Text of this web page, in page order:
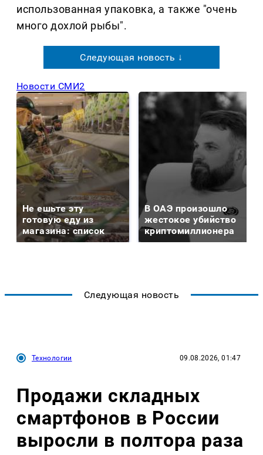
использованная упаковка, а также "очень
много дохлой рыбы".
Следующая новость ↓
Новости СМИ2
Не ешьте эту
готовую еду из
магазина: список
В ОАЭ произошло
жестокое убийство
криптомиллионера
Следующая новость
Технологии 09.08.2026, 01:47
Продажи складных
смартфонов в России
выросли в полтора раза